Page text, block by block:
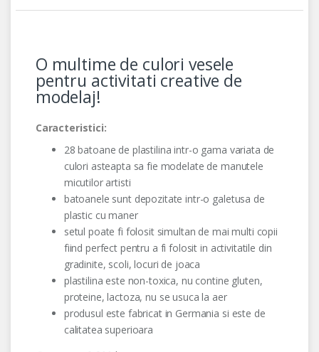
O multime de culori vesele
pentru activitati creative de
modelaj!
Caracteristici:
28 batoane de plastilina intr-o gama variata de
culori asteapta sa fie modelate de manutele
micutilor artisti
batoanele sunt depozitate intr-o galetusa de
plastic cu maner
setul poate fi folosit simultan de mai multi copii
fiind perfect pentru a fi folosit in activitatile din
gradinite, scoli, locuri de joaca
plastilina este non-toxica, nu contine gluten,
proteine, lactoza, nu se usuca la aer
produsul este fabricat in Germania si este de
calitatea superioara